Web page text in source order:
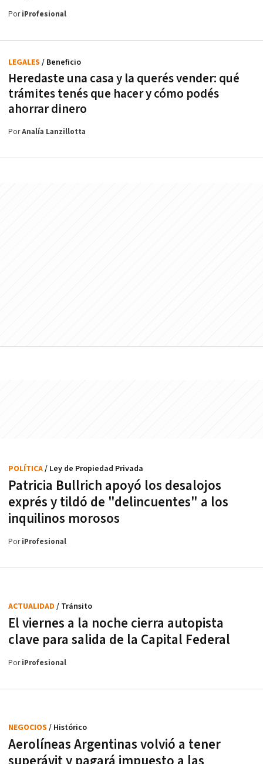
PoriProfesional
Heredaste una casa y la querés vender: qué
trámites tenés que hacer y cómo podés
ahorrar dinero
LEGALES / Beneficio
PorAnalía Lanzillotta
Patricia Bullrich apoyó los desalojos
exprés y tildó de "delincuentes" a los
inquilinos morosos
POLÍTICA/ Ley de Propiedad Privada
PoriProfesional
El viernes a la noche cierra autopista
clave para salida de la Capital Federal
ACTUALIDAD / Tránsito
PoriProfesional
Aerolíneas Argentinas volvió a tener
NEGOCIOS / Histórico